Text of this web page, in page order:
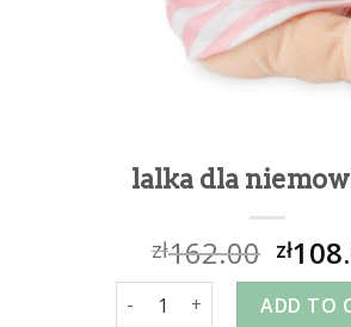
lalka dla
zł162.00 zł
lalka dla niemowlaka
ADD TO